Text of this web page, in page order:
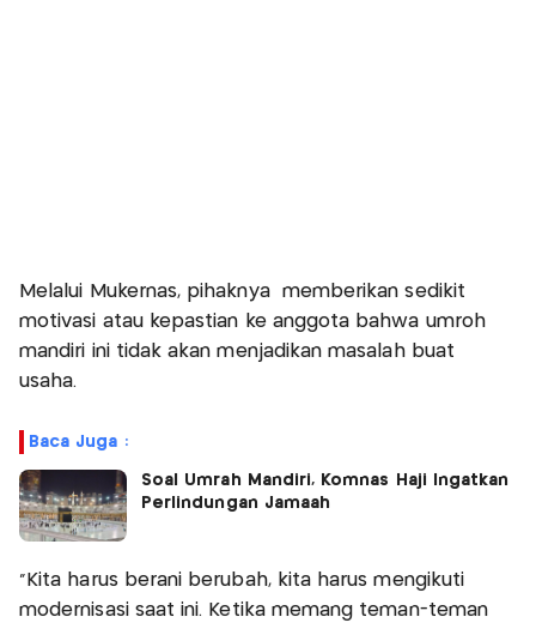
Melalui Mukernas, pihaknya memberikan sedikit
motivasi atau kepastian ke anggota bahwa umroh
mandiri ini tidak akan menjadikan masalah buat
usaha.
Baca Juga :
Soal Umrah Mandiri, Komnas Haji Ingatkan
Perlindungan Jamaah
“Kita harus berani berubah, kita harus mengikuti
modernisasi saat ini. Ketika memang teman-teman